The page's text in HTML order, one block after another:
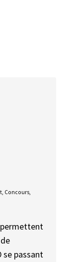
Concours,
permettent
se passant